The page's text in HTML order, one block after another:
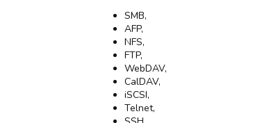
SMB,
AFP,
NFS,
FTP,
WebDAV,
CalDAV,
iSCSI,
Telnet,